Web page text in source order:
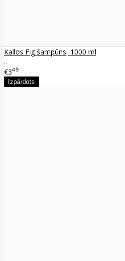
Kallos Fig šampūns, 1000 ml
..
€349